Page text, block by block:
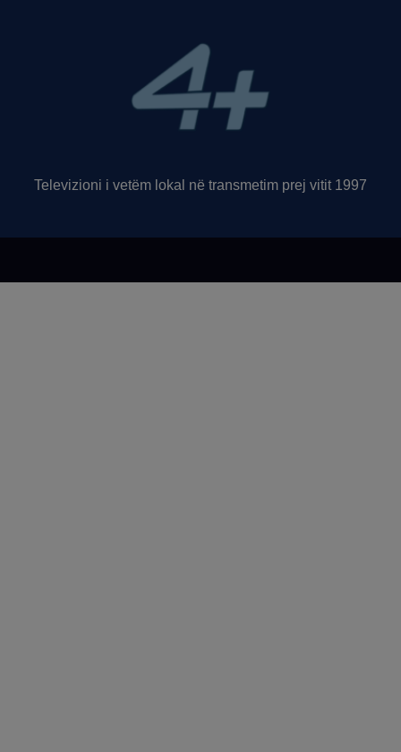
Televizioni i vetëm lokal në transmetim prej vitit 1997